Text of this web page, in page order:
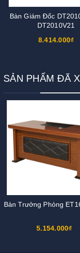
Bàn Giám Đốc
DT2010V21
8.414.000₫
SẢN PHẨM ĐÃ
Bàn Trưởng Phòng
5.154.000₫